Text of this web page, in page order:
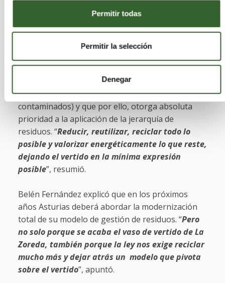
Permitir todas
Permitir la selección
Denegar
La Consejera de Medio Ambiente reseñó que el
Plan de Residuos se ha redactado para trasladar a
establecidos en la legislación vigente
(esencialmente la Directiva Europea de Residuos
del año 2008 y la Ley 22/2011 de residuos y suelos
contaminados) y que por ello, otorga absoluta
prioridad a la aplicación de la jerarquía de
residuos. “Reducir, reutilizar, reciclar todo lo
posible y valorizar energéticamente lo que reste,
dejando el vertido en la mínima expresión
posible”, resumió.
Belén Fernández explicó que en los próximos
años Asturias deberá abordar la modernización
total de su modelo de gestión de residuos. “Pero
no solo porque se acaba el vaso de vertido de La
Zoreda, también porque la ley nos exige reciclar
mucho más y dejar atrás un modelo que pivota
sobre el vertido”, apuntó.